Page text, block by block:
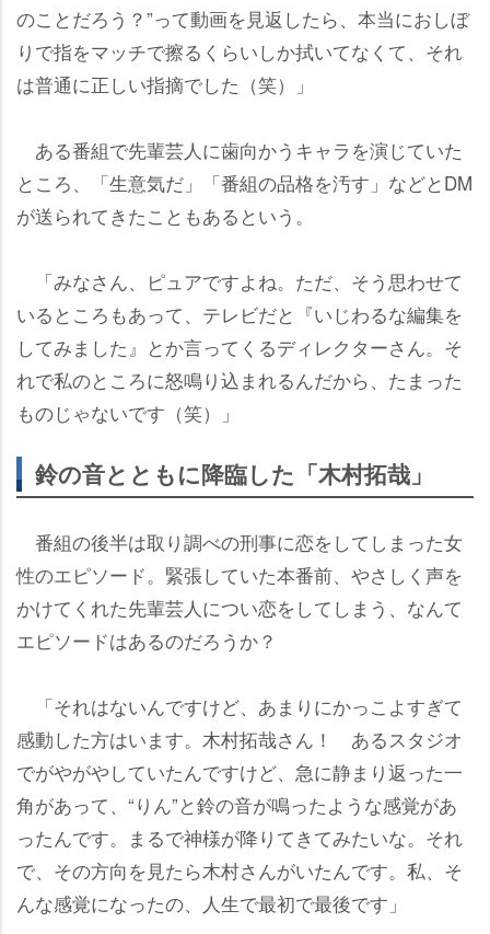
のことだろう？”って動画を見返したら、本当におしぼ
りで指をマッチで擦るくらいしか拭いてなくて、それ
は普通に正しい指摘でした（笑）」
ある番組で先輩芸人に歯向かうキャラを演じていた
ところ、「生意気だ」「番組の品格を汚す」などとDM
が送られてきたこともあるという。
「みなさん、ピュアですよね。ただ、そう思わせて
いるところもあって、テレビだと『いじわるな編集を
してみました』とか言ってくるディレクターさん。そ
れで私のところに怒鳴り込まれるんだから、たまった
ものじゃないです（笑）」
鈴の音とともに降臨した「木村拓哉」
番組の後半は取り調べの刑事に恋をしてしまった女
性のエピソード。緊張していた本番前、やさしく声を
かけてくれた先輩芸人につい恋をしてしまう、なんて
エピソードはあるのだろうか？
「それはないんですけど、あまりにかっこよすぎて
感動した方はいます。木村拓哉さん！ あるスタジオ
でがやがやしていたんですけど、急に静まり返った一
角があって、“りん”と鈴の音が鳴ったような感覚があ
ったんです。まるで神様が降りてきてみたいな。それ
で、その方向を見たら木村さんがいたんです。私、そ
んな感覚になったの、人生で最初で最後です」